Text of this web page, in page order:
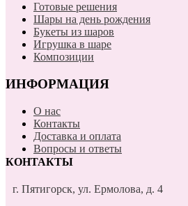
Готовые решения
Шары на день рождения
Букеты из шаров
Игрушка в шаре
Композиции
ИНФОРМАЦИЯ
О нас
Контакты
Доставка и оплата
Вопросы и ответы
КОНТАКТЫ
г. Пятигорск, ул. Ермолова, д. 4